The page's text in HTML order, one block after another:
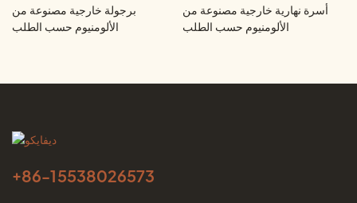
برجولة خارجية مصنوعة من
الألومنيوم حسب الطلب
أسرة نهارية خارجية مصنوعة من
الألومنيوم حسب الطلب
+86-15538026573